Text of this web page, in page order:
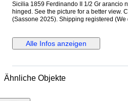
Sicilia 1859 Ferdinando II 1/2 Gr arancio
hinged. See the picture for a better view. Catalogue value € 1.400,00++
(Sassone 2025). Shipping registered (We do not can ship to the USA due
Alle Infos anzeigen
Ähnliche Objekte